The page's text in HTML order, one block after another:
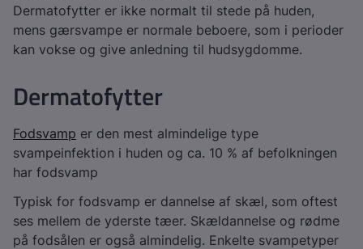
Dermatofytter er ikke normalt til stede på huden,
mens gærsvampe er normale beboere, som i perioder
kan vokse og give anledning til hudsygdomme.
Dermatofytter
Fodsvamp er den mest almindelige type
svampeinfektion i huden og ca. 10 % af befolkningen
har fodsvamp
Typisk for fodsvamp er dannelse af skæl, som oftest
ses mellem de yderste tæer. Skældannelse og rødme
på fodsålen er også almindelig. Enkelte svampetyper